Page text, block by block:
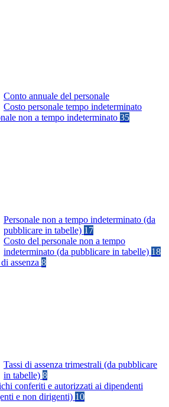
Conto annuale del personale
Costo personale tempo indeterminato
non a tempo indeterminato 35
Personale non a tempo indeterminato (da
pubblicare in tabelle) 17
Costo del personale non a tempo
indeterminato (da pubblicare in tabelle) 18
assenza 8
Tassi di assenza trimestrali (da pubblicare
in tabelle) 8
conferiti e autorizzati ai dipendenti
e non dirigenti) 10